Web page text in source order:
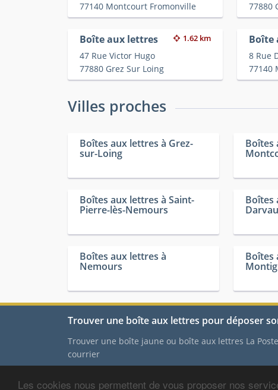
Les cookies nous permettent de vous proposer nos
77140 Montcourt Fromonville
77880
Boîte aux lettres 1.62 km
47 Rue Victor Hugo
77880 Grez Sur Loing
Boîte
8 Rue
77140
Villes proches
Boîtes aux lettres à Grez-
sur-Loing
Boîtes
Boîtes aux lettres à Saint-
Pierre-lès-Nemours
Boîtes
Boîtes aux lettres à
Nemours
Boîtes
Trouver une boîte aux lettres pour déposer
Trouver une boîte jaune ou boîte aux lettres La
courrier